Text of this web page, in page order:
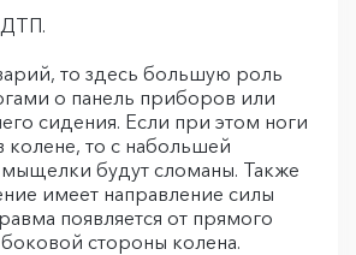
ДТП.
то здесь большую роль
о панель приборов или
сидения. Если при этом ноги
колене, то с набольшей
будут сломаны. Также
имеет направление силы
появляется от прямого
стороны колена.